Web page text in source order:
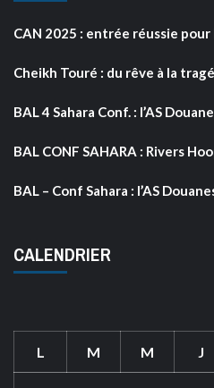
CAN 2025 : entrée réussie
Cheikh Touré : du rêve à la
BAL 4 Sahara Conf. : l’AS
BAL CONF SAHARA : Rivers
BAL – Conf Sahara : l’AS
CALENDRIER
L M M J